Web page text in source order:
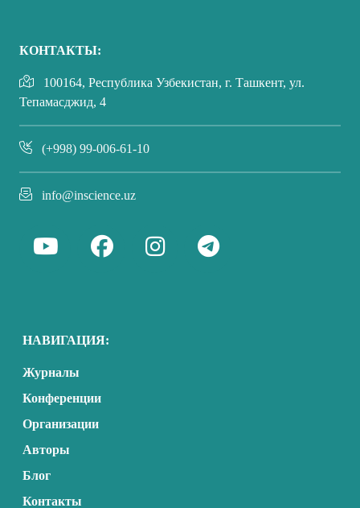
КОНТАКТЫ:
100164, Республика Узбекистан, г. Ташкент, ул.
Тепамасджид, 4
(+998) 99-006-61-10
info@inscience.uz
НАВИГАЦИЯ:
Журналы
Конференции
Организации
Авторы
Блог
Контакты